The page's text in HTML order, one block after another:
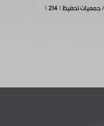
تحفيظ ( 214 )